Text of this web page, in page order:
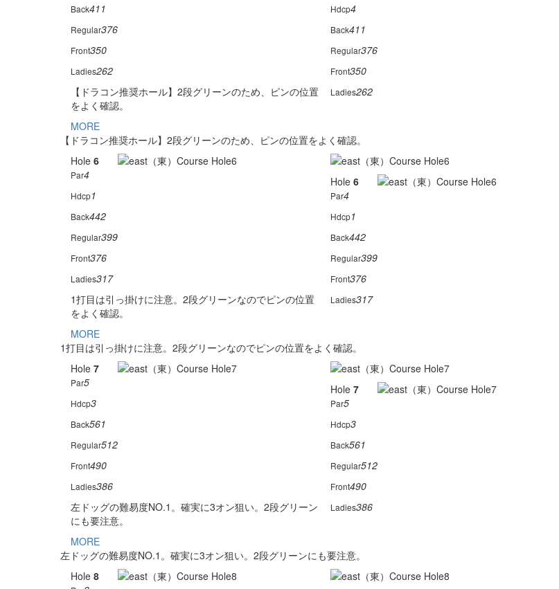
Back411
Regular376
Front350
Ladies262
【ドラコン推奨ホール】2段グリーンのため、ピンの位置
をよく確認。
MORE
Hdcp4
Back411
Regular376
Front350
Ladies262
【ドラコン推奨ホール】2段グリーンのため、ピンの位置をよく確認。
Hole 6
Par4
Hdcp1
Back442
Regular399
Front376
Ladies317
1打目は引っ掛けに注意。2段グリーンなのでピンの位置
をよく確認。
MORE
Hole 6
Par4
Hdcp1
Back442
Regular399
Front376
Ladies317
1打目は引っ掛けに注意。2段グリーンなのでピンの位置をよく確認。
Hole 7
Par5
Hdcp3
Back561
Regular512
Front490
Ladies386
左ドッグの難易度NO.1。確実に3オン狙い。2段グリーン
にも要注意。
MORE
Hole 7
Par5
Hdcp3
Back561
Regular512
Front490
Ladies386
左ドッグの難易度NO.1。確実に3オン狙い。2段グリーンにも要注意。
Hole 8